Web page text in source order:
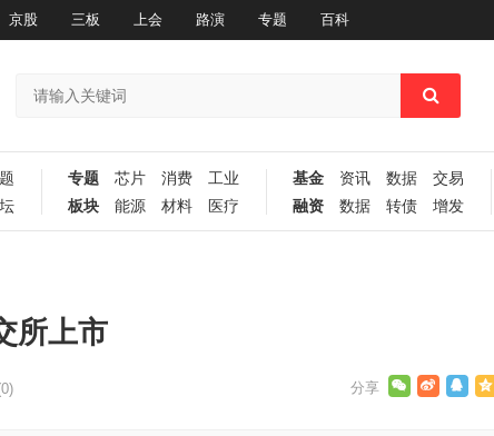
京股 三板 上会 路演 专题 百科
专题 芯片 消费
工业
板块
能源 材料 医疗
基金 资讯 数据
交易
融资
数据 转债 增发
所上市